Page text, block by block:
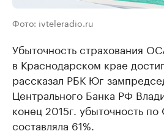
Фото: ivteleradio.ru
Убыточность страхования
в Краснодарском крае
рассказал РБК Юг
Центрального Банка РФ
конец 2015г. убыточность
составляла 61%.